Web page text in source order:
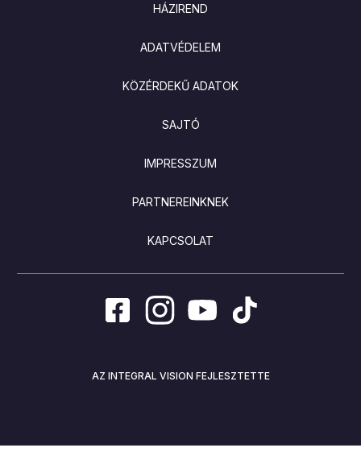
HÁZIREND
ADATVÉDELEM
KÖZÉRDEKŰ ADATOK
SAJTÓ
IMPRESSZUM
PARTNEREINKNEK
KAPCSOLAT
AZ INTEGRAL VISION FEJLESZTETTE